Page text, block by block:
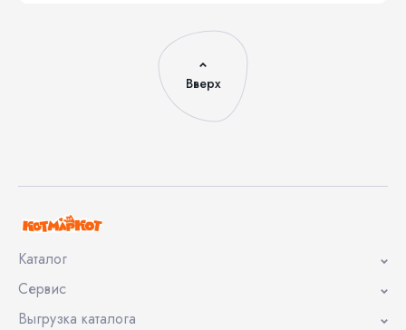
Вверх
Каталог
Сервис
Выгрузка каталога